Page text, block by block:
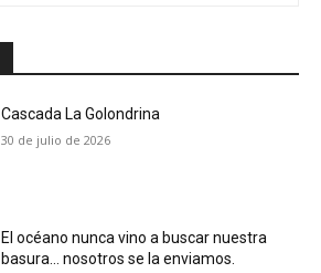
Cascada La Golondrina
30 de julio de 2026
El océano nunca vino a buscar nuestra
basura… nosotros se la enviamos.